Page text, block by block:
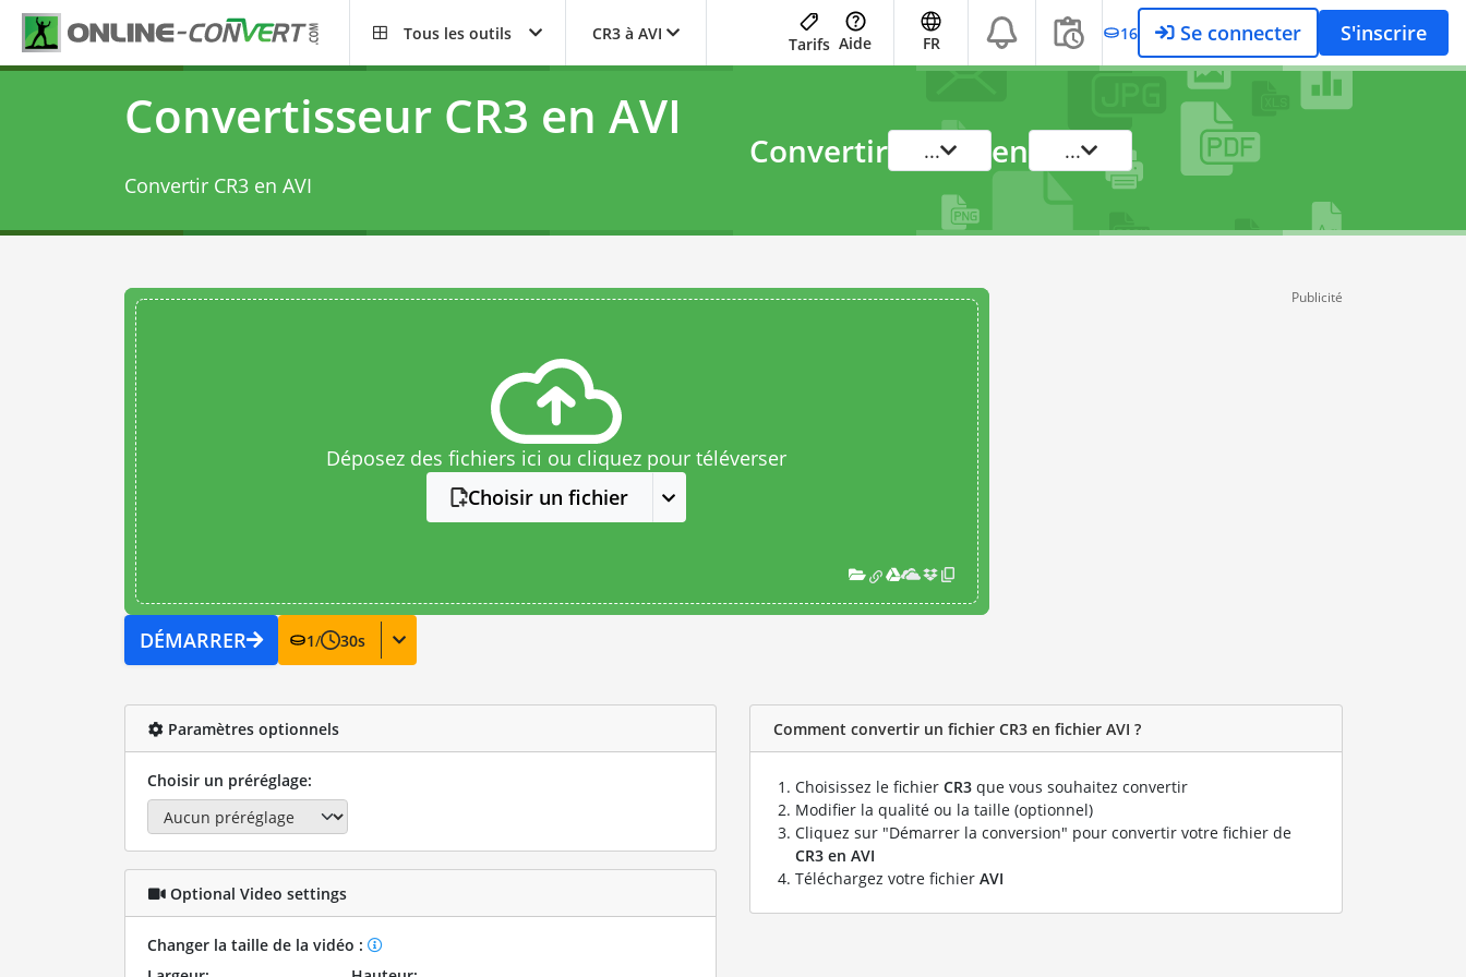
Tous les outils CR3 à AVI
Tarifs Aide FR 16 Se connecter S'inscrire
Convertisseur CR3 en AVI
Convertir CR3 en AVI
Convertir ... en ...
Déposez des fichiers ici ou cliquez pour téléverser
Choisir un fichier
DÉMARRER 1/ 30s
Publicité
Paramètres optionnels
Choisir un préréglage:
Optional Video settings
Changer la taille de la vidéo :
Comment convertir un fichier CR3 en fichier AVI ?
Choisissez le fichier CR3 que vous souhaitez convertir
Modifier la qualité ou la taille (optionnel)
Cliquez sur "Démarrer la conversion" pour convertir votre fichier de
CR3 en AVI
Téléchargez votre fichier AVI